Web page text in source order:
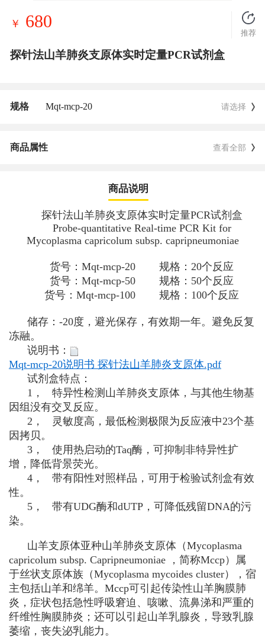
￥ 680
推荐
探针法山羊肺炎支原体实时定量PCR试剂盒
规格 Mqt-mcp-20 请选择
商品属性 查看全部
商品说明
探针法山羊肺炎支原体实时定量PCR试剂盒
Probe-quantitative Real-time PCR Kit for
Mycoplasma capricolum subsp. capripneumoniae
货号：Mqt-mcp-20 规格：20个反应
货号：Mqt-mcp-50 规格：50个反应
货号：Mqt-mcp-100 规格：100个反应
储存：-20度，避光保存，有效期一年。避免反复
冻融。
说明书：
Mqt-mcp-20说明书 探针法山羊肺炎支原体.pdf
试剂盒特点：
1， 特异性检测山羊肺炎支原体，与其他生物基
因组没有交叉反应。
2， 灵敏度高，最低检测极限为反应液中23个基
因拷贝。
3， 使用热启动的Taq酶，可抑制非特异性扩
增，降低背景荧光。
4， 带有阳性对照样品，可用于检验试剂盒有效
性。
5， 带有UDG酶和dUTP，可降低残留DNA的污
染。
山羊支原体亚种山羊肺炎支原体（Mycoplasma
capricolum subsp. Capripneumoniae，简称Mccp）属
于丝状支原体族（Mycoplasma mycoidescluster），宿
主包括山羊和绵羊。Mccp可引起传染性山羊胸膜肺
炎，症状包括急性呼吸窘迫、咳嗽、流鼻涕和严重的
纤维性胸膜肺炎；还可以引起山羊乳腺炎，导致乳腺
萎缩，丧失泌乳能力。